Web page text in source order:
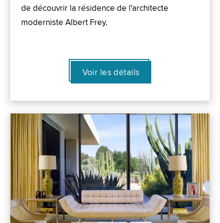
de découvrir la résidence de l'architecte
moderniste Albert Frey.
Voir les détails